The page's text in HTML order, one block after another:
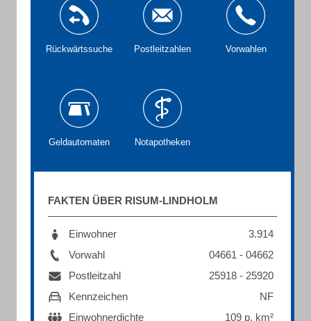
Rückwärtssuche Postleitzahlen Vorwahlen
Geldautomaten Notapotheken
FAKTEN ÜBER RISUM-LINDHOLM
Einwohner
3.914
Vorwahl
04661 - 04662
Postleitzahl
25918 - 25920
Kennzeichen
NF
Einwohnerdichte
109 p. km²